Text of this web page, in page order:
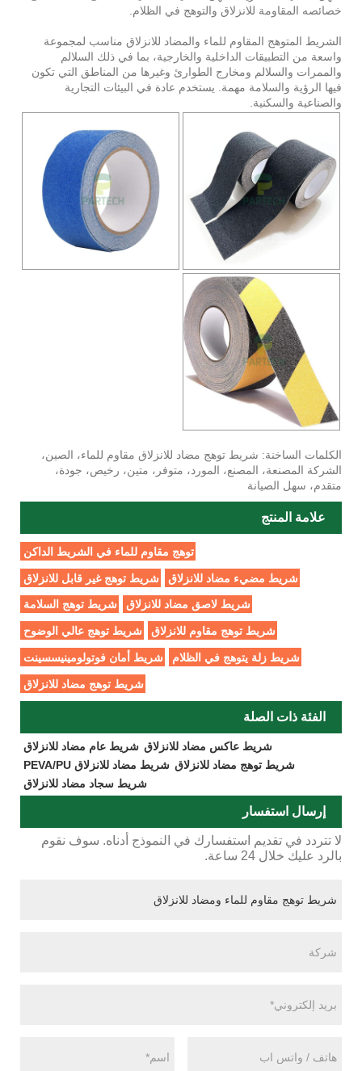
خصائصه المقاومة للانزلاق والتوهج في الظلام.
الشريط المتوهج المقاوم للماء والمضاد للانزلاق مناسب لمجموعة
واسعة من التطبيقات الداخلية والخارجية، بما في ذلك السلالم
والممرات والسلالم ومخارج الطوارئ وغيرها من المناطق التي تكون
فيها الرؤية والسلامة مهمة. يستخدم عادة في البيئات التجارية
والصناعية والسكنية.
الكلمات الساخنة: شريط توهج مضاد للانزلاق مقاوم للماء، الصين،
الشركة المصنعة، المصنع، المورد، متوفر، متين، رخيص، جودة،
متقدم، سهل الصيانة
علامة المنتج
توهج مقاوم للماء في الشريط الداكن
شريط توهج غير قابل للانزلاق شريط مضيء مضاد للانزلاق
شريط توهج السلامة شريط لاصق مضاد للانزلاق
شريط توهج عالي الوضوح شريط توهج مقاوم للانزلاق
شريط أمان فوتولومينيسسينت شريط زلة يتوهج في الظلام
شريط توهج مضاد للانزلاق
الفئة ذات الصلة
شريط عام مضاد للانزلاق شريط عاكس مضاد للانزلاق
شريط مضاد للانزلاق PEVA/PU شريط توهج مضاد للانزلاق
شريط سجاد مضاد للانزلاق
إرسال استفسار
لا تتردد في تقديم استفسارك في النموذج أدناه. سوف نقوم
بالرد عليك خلال 24 ساعة.